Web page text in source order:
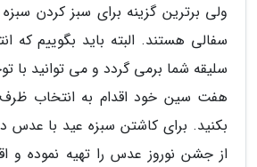
ولی برترین گزینه برای سبز کردن
سفالی هستند. البته باید بگوییم که
سلیقه شما برمی گردد و می توانید با
هفت سین خود اقدام به انتخاب
بکنید. برای کاشتن سبزه عید با
از جشن نوروز عدس را تهیه نموده و